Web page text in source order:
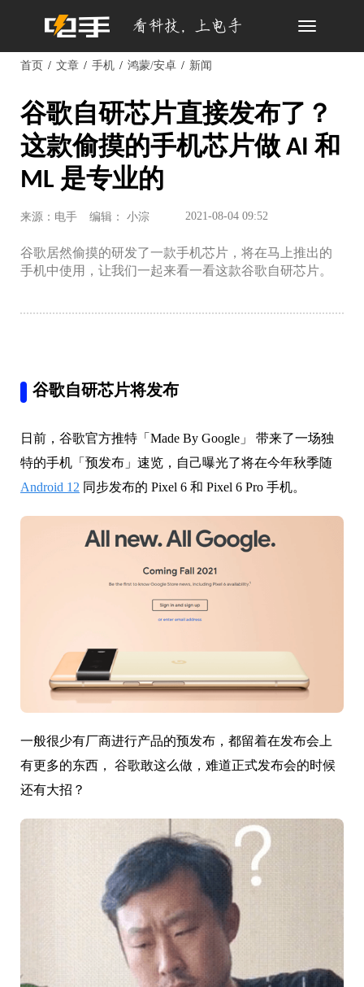
Toggle
首页 文章 手机 鸿蒙/安卓 新闻
谷歌自研芯片直接发布了？
这款偷摸的手机芯片做 AI 和
ML 是专业的
来源：电手 编辑： 小淙 2021-08-04 09:52
谷歌居然偷摸的研发了一款手机芯片，将在马上推出的
手机中使用，让我们一起来看一看这款谷歌自研芯片。
谷歌自研芯片将发布
日前，谷歌官方推特「Made By Google」 带来了一场独
特的手机「预发布」速览，自己曝光了将在今年秋季随
Android 12 同步发布的 Pixel 6 和 Pixel 6 Pro 手机。
一般很少有厂商进行产品的预发布，都留着在发布会上
有更多的东西， 谷歌敢这么做，难道正式发布会的时候
还有大招？